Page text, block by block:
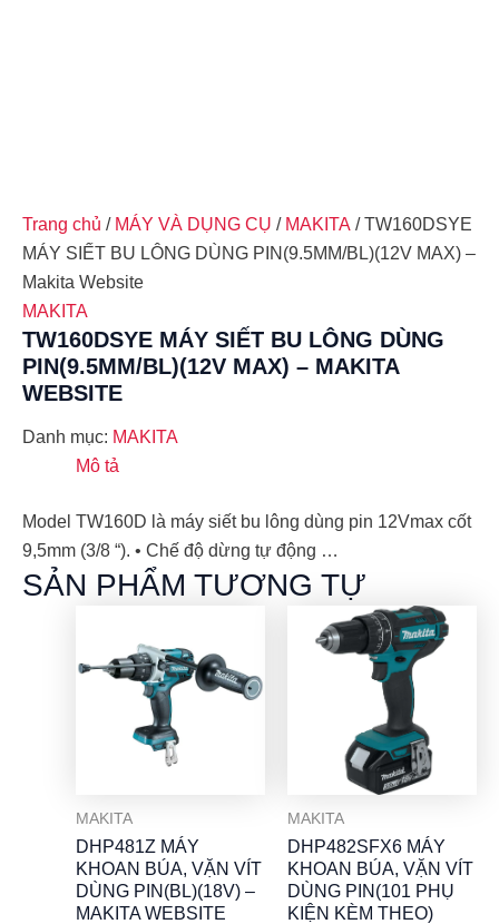
Trang chủ / MÁY VÀ DỤNG CỤ / MAKITA / TW160DSYE
MÁY SIẾT BU LÔNG DÙNG PIN(9.5MM/BL)(12V MAX) –
Makita Website
MAKITA
TW160DSYE MÁY SIẾT BU LÔNG DÙNG
PIN(9.5MM/BL)(12V MAX) – MAKITA
WEBSITE
Danh mục: MAKITA
Mô tả
Model TW160D là máy siết bu lông dùng pin 12Vmax cốt
9,5mm (3/8 “). • Chế độ dừng tự động …
SẢN PHẨM TƯƠNG TỰ
MAKITA
DHP481Z MÁY
KHOAN BÚA, VẶN VÍT
DÙNG PIN(BL)(18V) –
MAKITA WEBSITE
MAKITA
DHP482SFX6 MÁY
KHOAN BÚA, VẶN VÍT
DÙNG PIN(101 PHỤ
KIỆN KÈM THEO)